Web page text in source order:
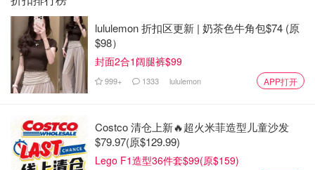
lululemon 折扣区更新 | 奶茶色牛角包$74 (原
$98）
封面2合1阔腿裤$99
999+ 1333 lululemon APP打开
Costco 清仓上新🔥超火米菲造型儿童沙发
$79.97(原$129.99)
Lego F1造型36件套$99(原$159)